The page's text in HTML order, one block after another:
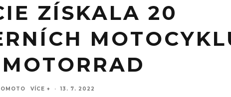
ZÍSKALA 20
VÍCE + · 13. 7. 2022